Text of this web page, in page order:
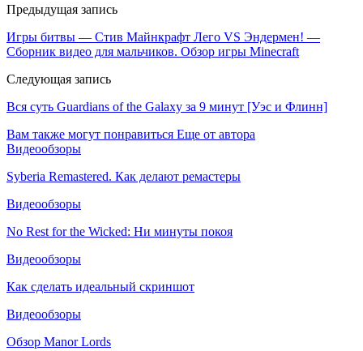
Предыдущая запись
Игры битвы — Стив Майнкрафт Лего VS Эндермен! —
Сборник видео для мальчиков. Обзор игры Minecraft
Следующая запись
Вся суть Guardians of the Galaxy за 9 минут [Уэс и Флинн]
Вам также могут понравиться Еще от автора
Видеообзоры
Syberia Remastered. Как делают ремастеры
Видеообзоры
No Rest for the Wicked: Ни минуты покоя
Видеообзоры
Как сделать идеальный скриншот
Видеообзоры
Обзор Manor Lords